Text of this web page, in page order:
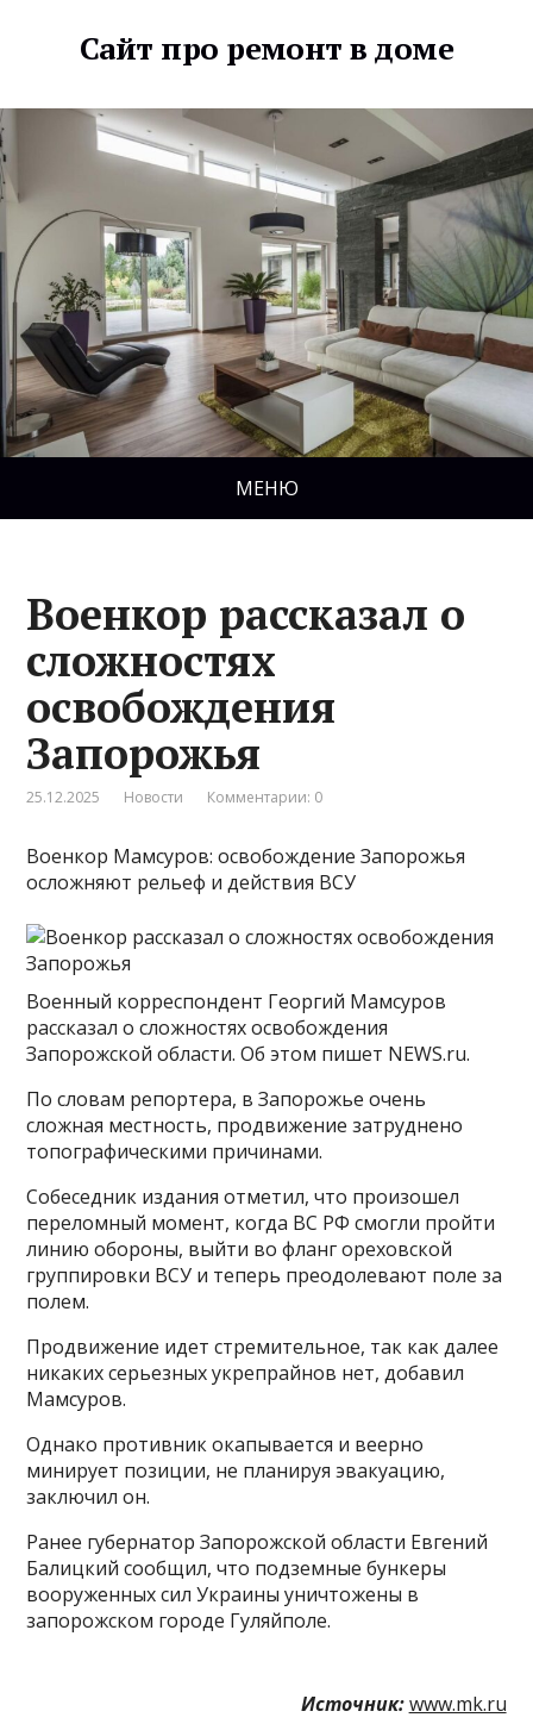
Сайт про ремонт в доме
МЕНЮ
Военкор рассказал о
сложностях
освобождения
Запорожья
25.12.2025 Новости Комментарии: 0
Военкор Мамсуров: освобождение Запорожья
осложняют рельеф и действия ВСУ
Военный корреспондент Георгий Мамсуров
рассказал о сложностях освобождения
Запорожской области. Об этом пишет NEWS.ru.
По словам репортера, в Запорожье очень
сложная местность, продвижение затруднено
топографическими причинами.
Собеседник издания отметил, что произошел
переломный момент, когда ВС РФ смогли пройти
линию обороны, выйти во фланг ореховской
группировки ВСУ и теперь преодолевают поле за
полем.
Продвижение идет стремительное, так как далее
никаких серьезных укрепрайнов нет, добавил
Мамсуров.
Однако противник окапывается и веерно
минирует позиции, не планируя эвакуацию,
заключил он.
Ранее губернатор Запорожской области Евгений
Балицкий сообщил, что подземные бункеры
вооруженных сил Украины уничтожены в
запорожском городе Гуляйполе.
Источник: www.mk.ru